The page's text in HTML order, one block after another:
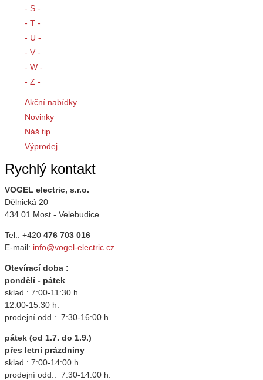
- S -
- T -
- U -
- V -
- W -
- Z -
Akční nabídky
Novinky
Náš tip
Výprodej
Rychlý kontakt
VOGEL electric, s.r.o.
Dělnická 20
434 01 Most - Velebudice
Tel.: +420 476 703 016
E-mail: info@vogel-electric.cz
Otevírací doba :
pondělí - pátek
sklad : 7:00-11:30 h.
12:00-15:30 h.
prodejní odd.: 7:30-16:00 h.
pátek (od 1.7. do 1.9.)
přes letní prázdniny
sklad : 7:00-14:00 h.
prodejní odd.: 7:30-14:00 h.